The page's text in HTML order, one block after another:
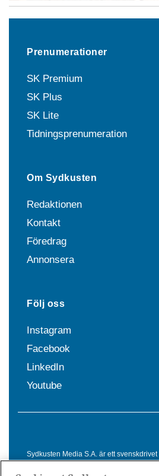
Prenumerationer
SK Premium
SK Plus
SK Lite
Tidningsprenumeration
Om Sydkusten
Redaktionen
Kontakt
Föredrag
Annonsera
Följ oss
Instagram
Facebook
LinkedIn
Youtube
Sydkusten Media S.A. är ett